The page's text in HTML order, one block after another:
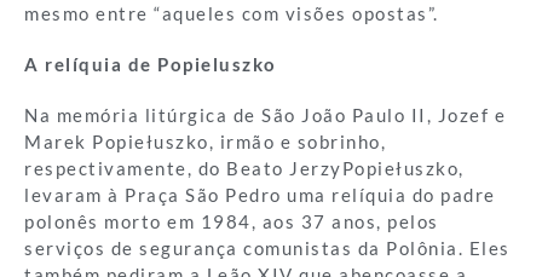
mesmo entre “aqueles com visões opostas”.
A relíquia de Popieluszko
Na memória litúrgica de São João Paulo II, Jozef e
Marek Popiełuszko, irmão e sobrinho,
respectivamente, do Beato JerzyPopiełuszko,
levaram à Praça São Pedro uma relíquia do padre
polonês morto em 1984, aos 37 anos, pelos
serviços de segurança comunistas da Polônia. Eles